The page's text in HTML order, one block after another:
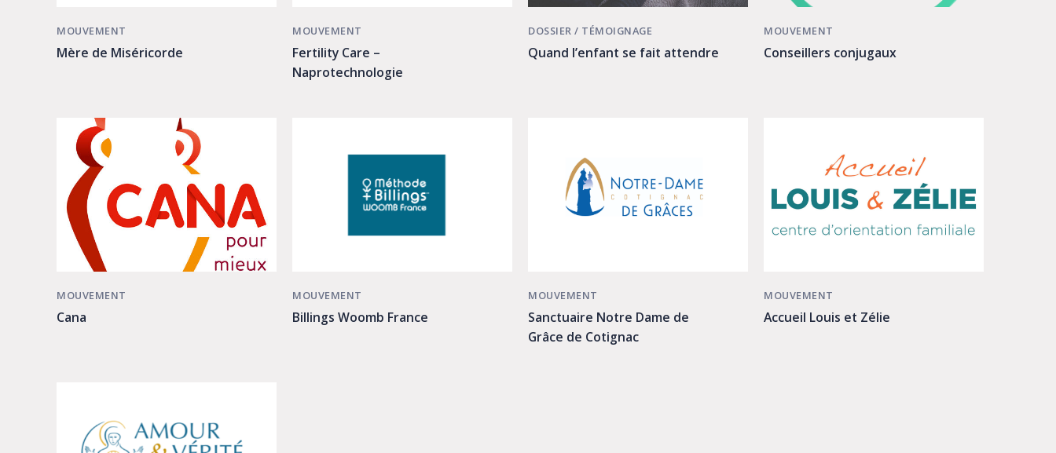
Mère de Miséricorde
MOUVEMENT
Fertility Care –
Naprotechnologie
MOUVEMENT
Quand l’enfant se fait attendre
DOSSIER / TÉMOIGNAGE
Conseillers conjugaux
MOUVEMENT
Cana
MOUVEMENT
Billings Woomb France
MOUVEMENT
Sanctuaire Notre Dame de
Grâce de Cotignac
MOUVEMENT
Accueil Louis et Zélie
MOUVEMENT